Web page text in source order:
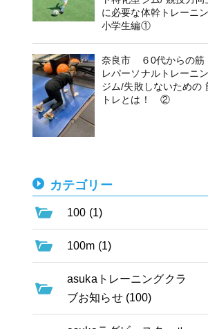
に必要な体幹トレーニ
小学生編①
奈良市 ６0代からの筋
レパーソナルトレーニ
ジム/失敗しないための
トレとは！ ②
カテゴリー
100 (1)
100m (1)
asukaトレーニングクラ
ブお知らせ (100)